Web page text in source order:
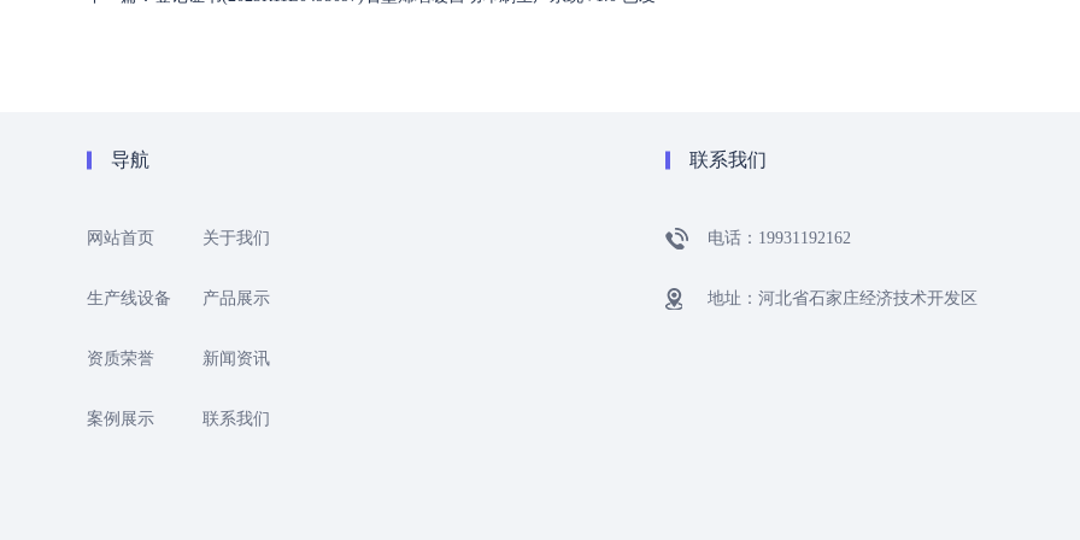
导航
网站首页 关于我们
生产线设备 产品展示
资质荣誉 新闻资讯
案例展示 联系我们
联系我们
电话：19931192162
地址：河北省石家庄经济技术开发区